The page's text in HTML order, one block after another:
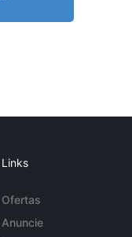
Links
Ofertas
Anuncie